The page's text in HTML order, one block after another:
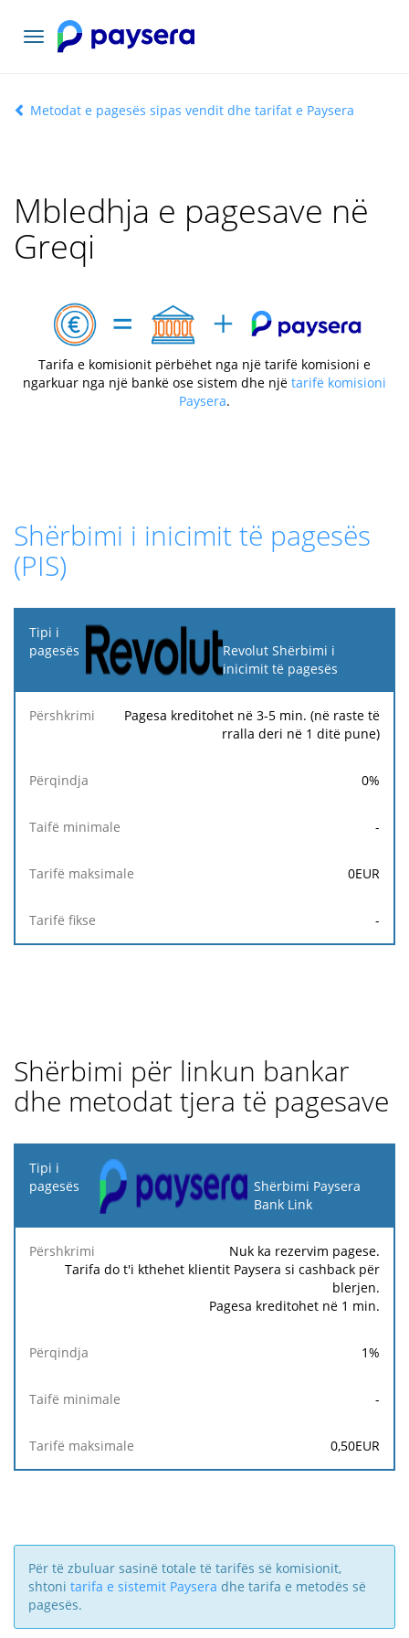
Lundrimi
toggle
Metodat e pagesës sipas vendit dhe tarifat e Paysera
Mbledhja e pagesave në
Greqi
Tarifa e komisionit përbëhet nga një tarifë komisioni e
ngarkuar nga një bankë ose sistem dhe një tarifë komisioni
Paysera.
Shërbimi i inicimit të pagesës
(PIS)
Tipi i
pagesës
Taifë
minimale
Tarifë
maksimale
Revolut Shërbimi i
inicimit të pagesës
Pagesa kreditohet në 3-5 min. (në raste të
rralla deri në 1 ditë pune)
0%
-
0EUR
-
Shërbimi për linkun bankar
dhe metodat tjera të pagesave
Tipi i
pagesës
Taifë
minimale
Tarifë
maksimale
Shërbimi Paysera
Bank Link
Nuk ka rezervim pagese.
Tarifa do t'i kthehet klientit Paysera si cashback për
blerjen.
Pagesa kreditohet në 1 min.
1%
-
0,50EUR
Për të zbuluar sasinë totale të tarifës së komisionit,
shtoni tarifa e sistemit Paysera dhe tarifa e metodës së
pagesës.